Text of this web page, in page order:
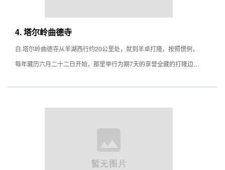
4. 塔尔岭曲德寺
白·塔尔岭曲德寺从羊湖西行约20公里处，就到羊卓打隆，按照惯例，
每年藏历六月二十二日开始，那里举行为期7天的享誉全藏的打隆边贸
言法号和许多历史悠久的唐卡等珍贵文物。